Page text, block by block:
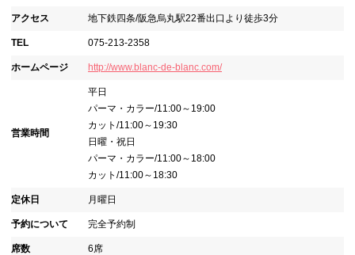
アクセス 地下鉄四条/阪急烏丸駅22番出口より徒歩3分
TEL 075-213-2358
ホームページ http://www.blanc-de-blanc.com/
営業時間
平日
パーマ・カラー/11:00～19:00
カット/11:00～19:30
日曜・祝日
パーマ・カラー/11:00～18:00
カット/11:00～18:30
定休日 月曜日
予約について 完全予約制
席数 6席